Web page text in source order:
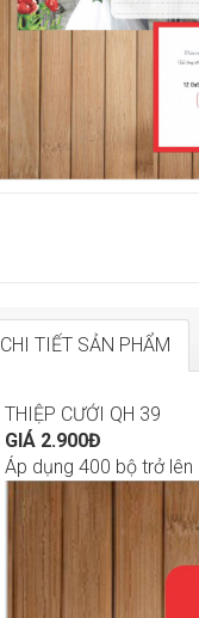
CHI TIẾT SẢN PHẨM
THIỆP CƯỚI QH 39
GIÁ 2.900Đ
Áp dụng 400 bộ trở lên